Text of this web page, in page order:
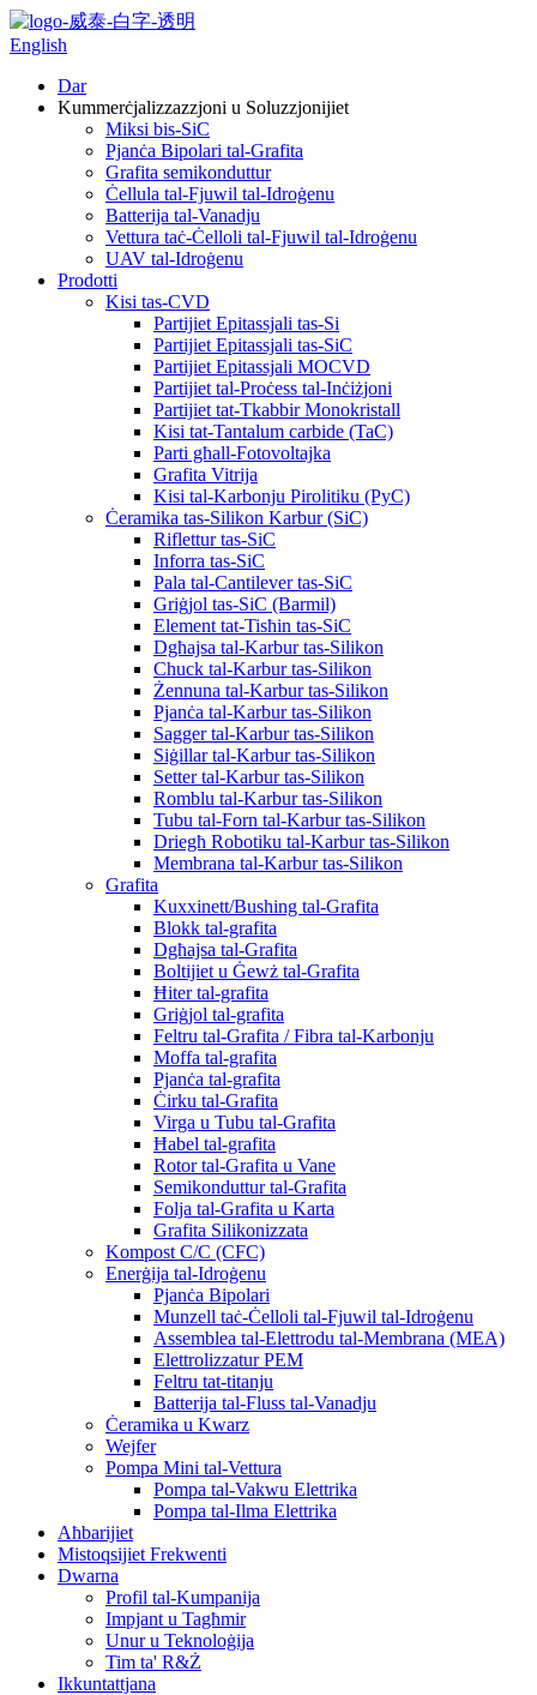
English
Dar
Kummerċjalizzazzjoni u Soluzzjonijiet
Miksi bis-SiC
Pjanċa Bipolari tal-Grafita
Grafita semikonduttur
Ċellula tal-Fjuwil tal-Idroġenu
Batterija tal-Vanadju
Vettura taċ-Ċelloli tal-Fjuwil tal-Idroġenu
UAV tal-Idroġenu
Prodotti
Kisi tas-CVD
Partijiet Epitassjali tas-Si
Partijiet Epitassjali tas-SiC
Partijiet Epitassjali MOCVD
Partijiet tal-Proċess tal-Inċiżjoni
Partijiet tat-Tkabbir Monokristall
Kisi tat-Tantalum carbide (TaC)
Parti għall-Fotovoltajka
Grafita Vitrija
Kisi tal-Karbonju Pirolitiku (PyC)
Ċeramika tas-Silikon Karbur (SiC)
Riflettur tas-SiC
Inforra tas-SiC
Pala tal-Cantilever tas-SiC
Griġjol tas-SiC (Barmil)
Element tat-Tisħin tas-SiC
Dgħajsa tal-Karbur tas-Silikon
Chuck tal-Karbur tas-Silikon
Żennuna tal-Karbur tas-Silikon
Pjanċa tal-Karbur tas-Silikon
Sagger tal-Karbur tas-Silikon
Siġillar tal-Karbur tas-Silikon
Setter tal-Karbur tas-Silikon
Romblu tal-Karbur tas-Silikon
Tubu tal-Forn tal-Karbur tas-Silikon
Driegħ Robotiku tal-Karbur tas-Silikon
Membrana tal-Karbur tas-Silikon
Grafita
Kuxxinett/Bushing tal-Grafita
Blokk tal-grafita
Dgħajsa tal-Grafita
Boltijiet u Ġewż tal-Grafita
Ħiter tal-grafita
Griġjol tal-grafita
Feltru tal-Grafita / Fibra tal-Karbonju
Moffa tal-grafita
Pjanċa tal-grafita
Ċirku tal-Grafita
Virga u Tubu tal-Grafita
Ħabel tal-grafita
Rotor tal-Grafita u Vane
Semikonduttur tal-Grafita
Folja tal-Grafita u Karta
Grafita Silikonizzata
Kompost C/C (CFC)
Enerġija tal-Idroġenu
Pjanċa Bipolari
Munzell taċ-Ċelloli tal-Fjuwil tal-Idroġenu
Assemblea tal-Elettrodu tal-Membrana (MEA)
Elettrolizzatur PEM
Feltru tat-titanju
Batterija tal-Fluss tal-Vanadju
Ċeramika u Kwarz
Wejfer
Pompa Mini tal-Vettura
Pompa tal-Vakwu Elettrika
Pompa tal-Ilma Elettrika
Aħbarijiet
Mistoqsijiet Frekwenti
Dwarna
Profil tal-Kumpanija
Impjant u Tagħmir
Unur u Teknoloġija
Tim ta' R&Ż
Ikkuntattjana